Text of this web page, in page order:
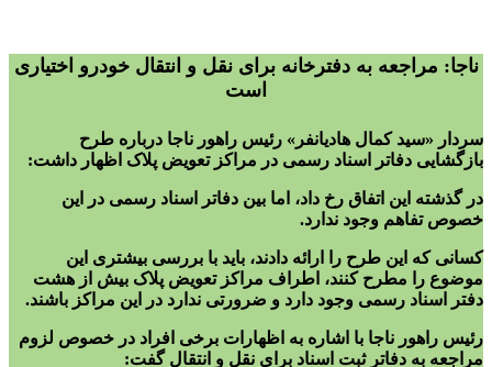
ناجا: مراجعه به دفترخانه برای نقل و انتقال خودرو اختیاری
است
سردار «سید کمال هادیانفر» رئیس راهور ناجا درباره طرح
بازگشایی دفاتر اسناد رسمی در مراکز تعویض پلاک اظهار داشت:
در گذشته این اتفاق رخ داد، اما بین دفاتر اسناد رسمی در این
خصوص تفاهم وجود ندارد.
کسانی که این طرح را ارائه دادند، باید با بررسی بیشتری این
موضوع را مطرح کنند، اطراف مراکز تعویض پلاک بیش از هشت
دفتر اسناد رسمی وجود دارد و ضرورتی ندارد در این مراکز باشند.
رئیس راهور ناجا با اشاره به اظهارات برخی افراد در خصوص لزوم
مراجعه به دفاتر ثبت اسناد برای نقل و انتقال گفت: